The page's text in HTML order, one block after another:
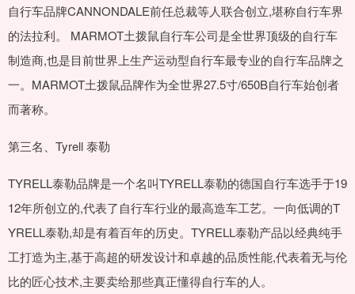
自行车品牌CANNONDALE前任总裁等人联合创立,堪称自行车界
的法拉利。 MARMOT土拨鼠自行车公司是全世界顶级的自行车
制造商,也是目前世界上生产运动型自行车最专业的自行车品牌之
一。MARMOT土拨鼠品牌作为全世界27.5寸/650B自行车始创者
而著称。
第三名、Tyrell 泰勒
TYRELL泰勒品牌是一个名叫TYRELL泰勒的德国自行车选手于19
12年所创立的,代表了自行车行业的最高造车工艺。一向低调的T
YRELL泰勒,却是有着百年的历史。TYRELL泰勒产品以经典纯手
工打造为主,基于高超的研发设计和卓越的品质性能,代表着无与伦
比的匠心技术,主要卖给那些真正懂得自行车的人。